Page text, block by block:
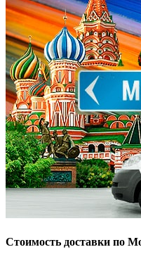
Стоимость доставки по